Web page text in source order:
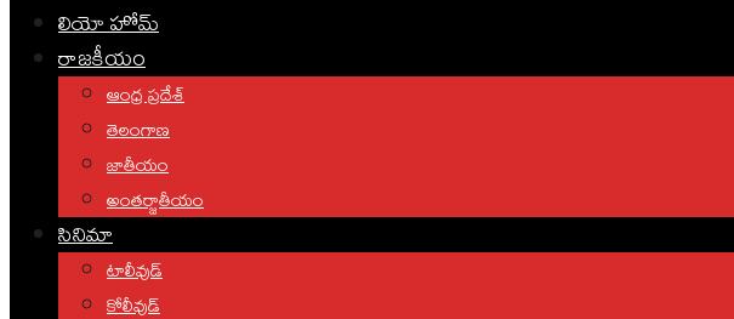
లియో హోమ్
రాజకీయం
ఆంధ్ర ప్రదేశ్
తెలంగాణ
జాతీయం
అంతర్జాతీయం
సినిమా
టాలీవుడ్
కోలీవుడ్